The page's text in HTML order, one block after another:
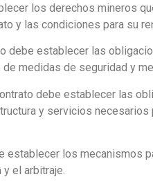
los derechos mineros
y las condiciones para su
debe establecer las
medidas de seguridad y
debe establecer las
y servicios necesarios
establecer los mecanismos
el arbitraje.